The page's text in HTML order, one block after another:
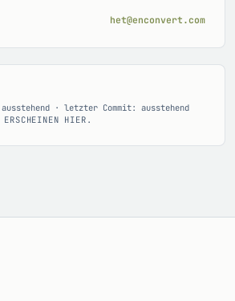
het@enconvert.com
· letzter Commit: ausstehend
ERSCHEINEN HIER.